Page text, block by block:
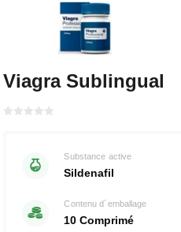
Viagra Sublingual
Substance active
Sildenafil
Contenu d´emballage
10 Comprimé